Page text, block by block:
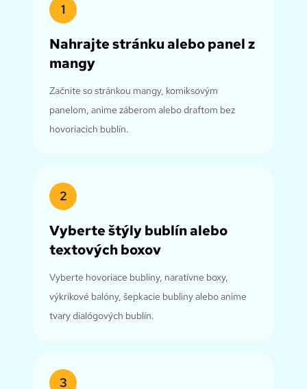
1
Nahrajte stránku alebo panel z
mangy
Začnite so stránkou mangy, komiksovým
panelom, anime záberom alebo draftom bez
hovoriacich bublín.
2
Vyberte štýly bublín alebo
textových boxov
Vyberte hovoriace bubliny, naratívne boxy,
výkrikové balóny, šepkacie bubliny alebo anime
tvary dialógových bublín.
3